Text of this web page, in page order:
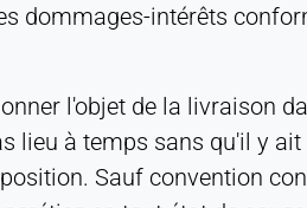
dommages-intérêts
l'objet de la livraison
lieu à temps sans qu'il y
Sauf convention